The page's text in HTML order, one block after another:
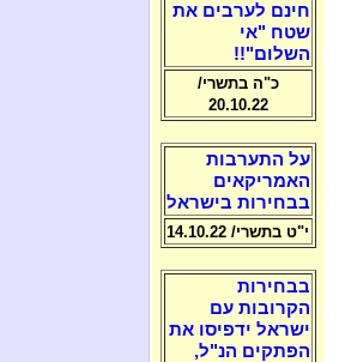
חינם לערבים את
שטח "אי
השלום"!!
כ"ה בתשרי/
20.10.22
על התערבות
האמריקאים
בבחירות בישראל
י"ט בתשרי/ 14.10.22
בבחירות
הקרובות עם
ישראל ידפיסו את
הפתקים הנ"ל,